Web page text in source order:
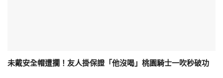
未戴安全帽遭攔！友人掛保證「他沒喝」桃園騎士一吹秒破功